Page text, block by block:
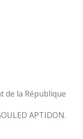
de la République
APTIDON.